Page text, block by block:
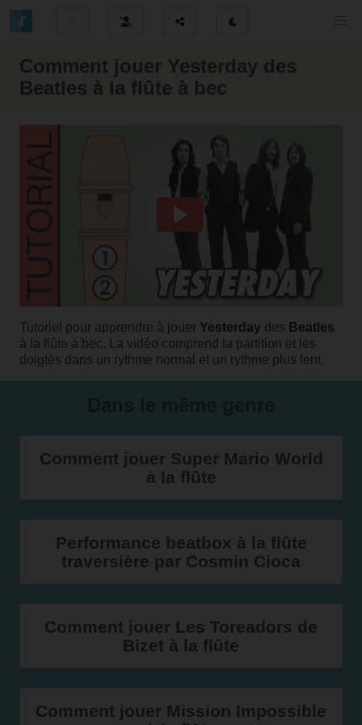
Comment jouer Yesterday des
Beatles à la flûte à bec
Tutoriel pour apprendre à jouer Yesterday des Beatles
à la flûte à bec. La vidéo comprend la partition et les
doigtés dans un rythme normal et un rythme plus lent.
Comment jouer Super Mario World
à la flûte
Performance beatbox à la flûte
traversière par Cosmin Cioca
Comment jouer Les Toreadors de
Bizet à la flûte
Comment jouer Mission Impossible